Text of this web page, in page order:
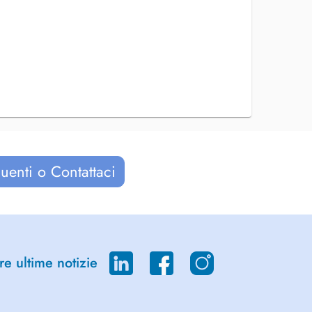
o Contattaci
ultime notizie